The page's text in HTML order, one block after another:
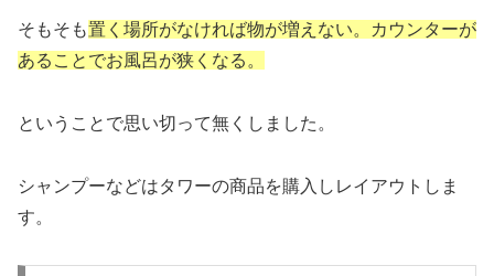
そもそも置く場所がなければ物が増えない。カウンターが
あることでお風呂が狭くなる。
ということで思い切って無くしました。
シャンプーなどはタワーの商品を購入しレイアウトしま
す。